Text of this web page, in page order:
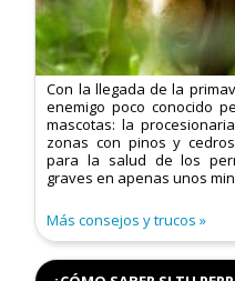
Con la llegada de la
enemigo poco conocido
mascotas: la
zonas con pinos y
para la salud de los
graves en apenas unos
Más consejos y trucos